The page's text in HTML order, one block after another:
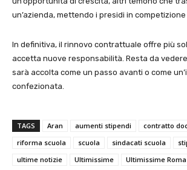
un’azienda, mettendo i presidi in competizione
In definitiva, il rinnovo contrattuale offre più
accetta nuove responsabilità. Resta da
sarà accolta come un passo avanti o come
confezionata.
TAGS Aran aumenti stipendi
contratto
riforma scuola
scuola sindacati scuola
ultime notizie
Ultimissime Ultimissime Roma